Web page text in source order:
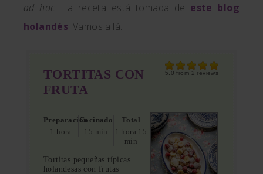
ad hoc. La receta está tomada de este blog
holandés. Vamos allá.
5.0 from 2 reviews
TORTITAS CON
FRUTA
Preparación
1 hora
Cocinado
15 min
Total
1 hora 15
min
Tortitas pequeñas típicas
holandesas con frutas